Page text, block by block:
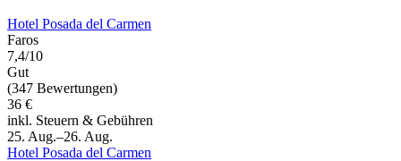
Hotel Posada del Carmen
Faros
7,4/10
Gut
(347 Bewertungen)
36 €
inkl. Steuern & Gebühren
25. Aug.–26. Aug.
Hotel Posada del Carmen